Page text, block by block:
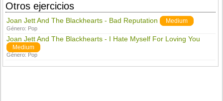
Otros ejercicios
Joan Jett And The Blackhearts - Bad Reputation Medium
Género: Pop
Joan Jett And The Blackhearts - I Hate Myself For Loving You
Medium
Género: Pop